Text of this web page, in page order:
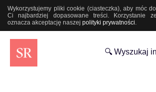
Wykorzystujemy pliki cookie (ciasteczka), aby móc
Ci najbardziej dopasowane treści. Korzystanie
oznacza akceptację naszej polityki prywatności.
🔍 Wyszukaj